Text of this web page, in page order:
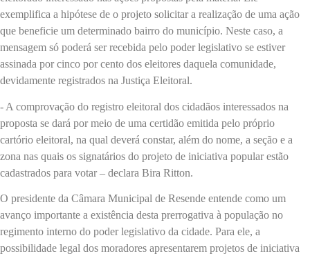
exemplifica a hipótese de o projeto solicitar a realização de uma ação
que beneficie um determinado bairro do município. Neste caso, a
mensagem só poderá ser recebida pelo poder legislativo se estiver
assinada por cinco por cento dos eleitores daquela comunidade,
devidamente registrados na Justiça Eleitoral.
- A comprovação do registro eleitoral dos cidadãos interessados na
proposta se dará por meio de uma certidão emitida pelo próprio
cartório eleitoral, na qual deverá constar, além do nome, a seção e a
zona nas quais os signatários do projeto de iniciativa popular estão
cadastrados para votar – declara Bira Ritton.
O presidente da Câmara Municipal de Resende entende como um
avanço importante a existência desta prerrogativa à população no
regimento interno do poder legislativo da cidade. Para ele, a
possibilidade legal dos moradores apresentarem projetos de iniciativa